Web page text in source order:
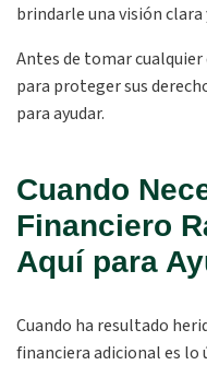
brindarle una visión clara
Antes de tomar
para proteger sus
para ayudar.
Cuando
Financiero
Aquí para
Cuando ha resultado
financiera adicional es lo